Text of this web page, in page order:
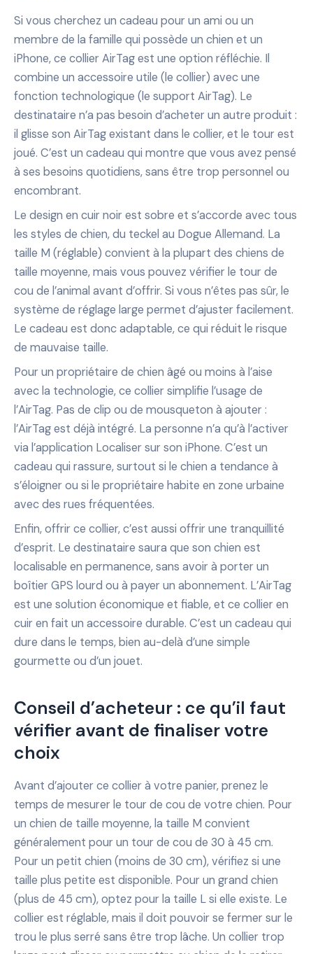
Si vous cherchez un cadeau pour un ami ou un
membre de la famille qui possède un chien et un
iPhone, ce collier AirTag est une option réfléchie. Il
combine un accessoire utile (le collier) avec une
fonction technologique (le support AirTag). Le
destinataire n’a pas besoin d’acheter un autre produit :
il glisse son AirTag existant dans le collier, et le tour est
joué. C’est un cadeau qui montre que vous avez pensé
à ses besoins quotidiens, sans être trop personnel ou
encombrant.
Le design en cuir noir est sobre et s’accorde avec tous
les styles de chien, du teckel au Dogue Allemand. La
taille M (réglable) convient à la plupart des chiens de
taille moyenne, mais vous pouvez vérifier le tour de
cou de l’animal avant d’offrir. Si vous n’êtes pas sûr, le
système de réglage large permet d’ajuster facilement.
Le cadeau est donc adaptable, ce qui réduit le risque
de mauvaise taille.
Pour un propriétaire de chien âgé ou moins à l’aise
avec la technologie, ce collier simplifie l’usage de
l’AirTag. Pas de clip ou de mousqueton à ajouter :
l’AirTag est déjà intégré. La personne n’a qu’à l’activer
via l’application Localiser sur son iPhone. C’est un
cadeau qui rassure, surtout si le chien a tendance à
s’éloigner ou si le propriétaire habite en zone urbaine
avec des rues fréquentées.
Enfin, offrir ce collier, c’est aussi offrir une tranquillité
d’esprit. Le destinataire saura que son chien est
localisable en permanence, sans avoir à porter un
boîtier GPS lourd ou à payer un abonnement. L’AirTag
est une solution économique et fiable, et ce collier en
cuir en fait un accessoire durable. C’est un cadeau qui
dure dans le temps, bien au-delà d’une simple
gourmette ou d’un jouet.
Conseil d’acheteur : ce qu’il faut
vérifier avant de finaliser votre
choix
Avant d’ajouter ce collier à votre panier, prenez le
temps de mesurer le tour de cou de votre chien. Pour
un chien de taille moyenne, la taille M convient
généralement pour un tour de cou de 30 à 45 cm.
Pour un petit chien (moins de 30 cm), vérifiez si une
taille plus petite est disponible. Pour un grand chien
(plus de 45 cm), optez pour la taille L si elle existe. Le
collier est réglable, mais il doit pouvoir se fermer sur le
trou le plus serré sans être trop lâche. Un collier trop